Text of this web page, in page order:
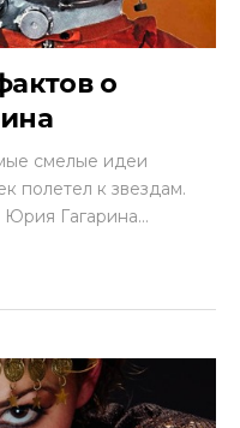
о
смелые идеи
полетел к звездам.
Гагарина...